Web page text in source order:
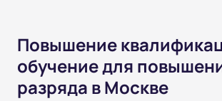
Повышение
обучение для
разряда в Москве